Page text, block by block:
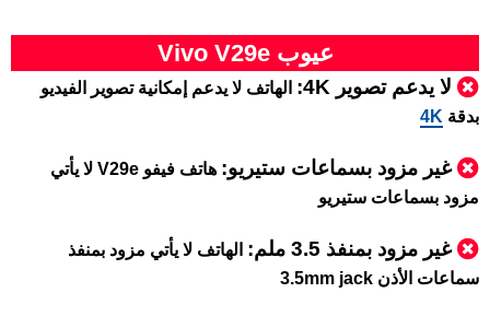
عيوب Vivo V29e
لا يدعم تصوير 4K:
الهاتف لا يدعم إمكانية تصوير الفيديو
بدقة 4K
غير مزود بسماعات ستيريو:
هاتف فيفو V29e لا يأتي
مزود بسماعات ستيريو
غير مزود بمنفذ 3.5 ملم:
الهاتف لا يأتي مزود بمنفذ
سماعات الأذن 3.5mm jack